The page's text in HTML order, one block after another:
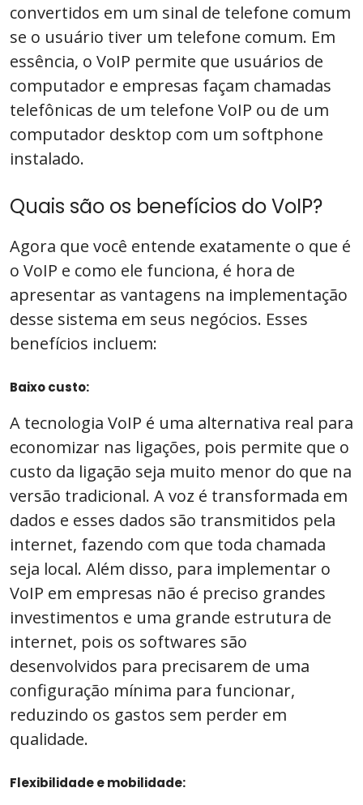
convertidos em um sinal de telefone comum
se o usuário tiver um telefone comum. Em
essência, o VoIP permite que usuários de
computador e empresas façam chamadas
telefônicas de um telefone VoIP ou de um
computador desktop com um softphone
instalado.
Quais são os benefícios do VoIP?
Agora que você entende exatamente o que é
o VoIP e como ele funciona, é hora de
apresentar as vantagens na implementação
desse sistema em seus negócios. Esses
benefícios incluem:
Baixo custo:
A tecnologia VoIP é uma alternativa real para
economizar nas ligações, pois permite que o
custo da ligação seja muito menor do que na
versão tradicional. A voz é transformada em
dados e esses dados são transmitidos pela
internet, fazendo com que toda chamada
seja local. Além disso, para implementar o
VoIP em empresas não é preciso grandes
investimentos e uma grande estrutura de
internet, pois os softwares são
desenvolvidos para precisarem de uma
configuração mínima para funcionar,
reduzindo os gastos sem perder em
qualidade.
Flexibilidade e mobilidade: